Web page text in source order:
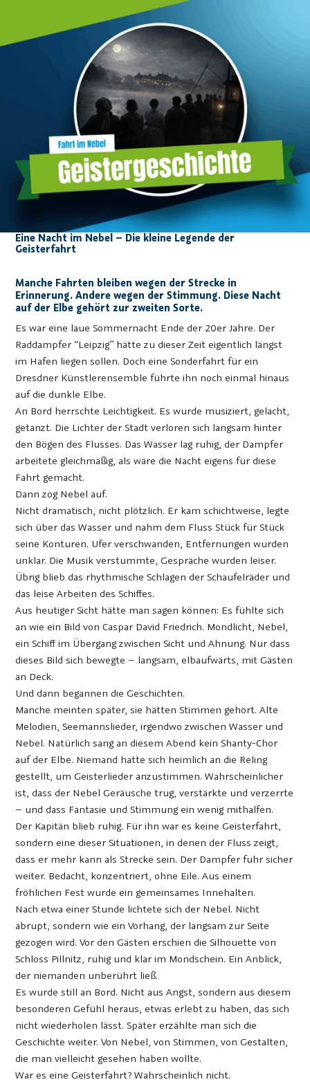
Eine Nacht im Nebel – Die kleine Legende der
Geisterfahrt
Manche Fahrten bleiben wegen der Strecke in
Erinnerung. Andere wegen der Stimmung. Diese Nacht
auf der Elbe gehört zur zweiten Sorte.
Es war eine laue Sommernacht Ende der 20er Jahre. Der
Raddampfer “Leipzig” hätte zu dieser Zeit eigentlich längst
im Hafen liegen sollen. Doch eine Sonderfahrt für ein
Dresdner Künstlerensemble führte ihn noch einmal hinaus
auf die dunkle Elbe.
An Bord herrschte Leichtigkeit. Es wurde musiziert, gelacht,
getanzt. Die Lichter der Stadt verloren sich langsam hinter
den Bögen des Flusses. Das Wasser lag ruhig, der Dampfer
arbeitete gleichmäßig, als wäre die Nacht eigens für diese
Fahrt gemacht.
Dann zog Nebel auf.
Nicht dramatisch, nicht plötzlich. Er kam schichtweise, legte
sich über das Wasser und nahm dem Fluss Stück für Stück
seine Konturen. Ufer verschwanden, Entfernungen wurden
unklar. Die Musik verstummte, Gespräche wurden leiser.
Übrig blieb das rhythmische Schlagen der Schaufelräder und
das leise Arbeiten des Schiffes.
Aus heutiger Sicht hätte man sagen können: Es fühlte sich
an wie ein Bild von Caspar David Friedrich. Mondlicht, Nebel,
ein Schiff im Übergang zwischen Sicht und Ahnung. Nur dass
dieses Bild sich bewegte – langsam, elbaufwärts, mit Gästen
an Deck.
Und dann begannen die Geschichten.
Manche meinten später, sie hätten Stimmen gehört. Alte
Melodien, Seemannslieder, irgendwo zwischen Wasser und
Nebel. Natürlich sang an diesem Abend kein Shanty-Chor
auf der Elbe. Niemand hatte sich heimlich an die Reling
gestellt, um Geisterlieder anzustimmen. Wahrscheinlicher
ist, dass der Nebel Geräusche trug, verstärkte und verzerrte
– und dass Fantasie und Stimmung ein wenig mithalfen.
Der Kapitän blieb ruhig. Für ihn war es keine Geisterfahrt,
sondern eine dieser Situationen, in denen der Fluss zeigt,
dass er mehr kann als Strecke sein. Der Dampfer fuhr sicher
weiter. Bedacht, konzentriert, ohne Eile. Aus einem
fröhlichen Fest wurde ein gemeinsames Innehalten.
Nach etwa einer Stunde lichtete sich der Nebel. Nicht
abrupt, sondern wie ein Vorhang, der langsam zur Seite
gezogen wird. Vor den Gästen erschien die Silhouette von
Schloss Pillnitz, ruhig und klar im Mondschein. Ein Anblick,
der niemanden unberührt ließ.
Es wurde still an Bord. Nicht aus Angst, sondern aus diesem
besonderen Gefühl heraus, etwas erlebt zu haben, das sich
nicht wiederholen lässt. Später erzählte man sich die
Geschichte weiter. Von Nebel, von Stimmen, von Gestalten,
die man vielleicht gesehen haben wollte.
War es eine Geisterfahrt? Wahrscheinlich nicht.